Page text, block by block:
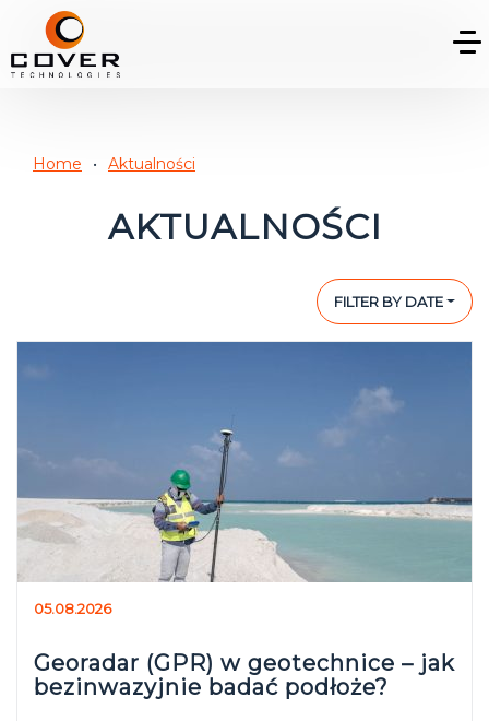
Home Aktualności
AKTUALNOŚCI
FILTER BY DATE
05.08.2026
Georadar (GPR) w geotechnice – jak
bezinwazyjnie badać podłoże?